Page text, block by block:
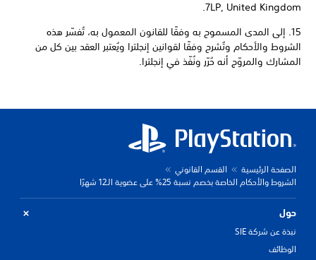
7LP, United Kingdom.
15. إلى المدى المسموح به وفقًا للقانون المعمول به، تُفسّر هذه
الشروط والأحكام وتُشرح وفقًا لقوانين إنجلترا ويُعتبر العقد بين كل من
المشارك والمروّج أنه حُرّر ونُفّذ في إنجلترا.
الصفحة الرئيسية
القسم القانوني
الشروط والأحكام الخاصة بخصم نسبة 25% على عضوية الـ12 شهرًا
حول
نبذة عن شركة SIE
الوظائف